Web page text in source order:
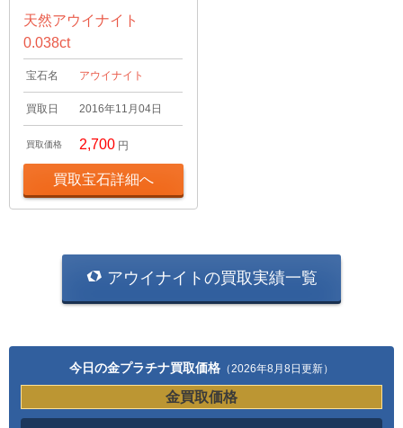
天然アウイナイト
0.038ct
宝石名 アウイナイト
買取日 2016年11月04日
買取価格 2,700 円
買取宝石詳細へ
アウイナイトの買取実績一覧
今日の金プラチナ買取価格 （2026年8月8日更新）
金買取価格